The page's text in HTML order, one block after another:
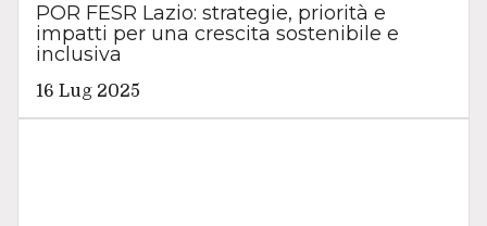
POR FESR Lazio: strategie, priorità e
impatti per una crescita sostenibile e
inclusiva
16 Lug 2025